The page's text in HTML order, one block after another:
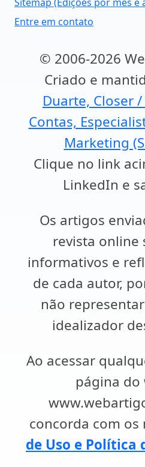
Entre em contato
© 2006-2026
Criado e
Duarte, Closer
Contas,
Marketing
Clique no link
LinkedIn e
Os artigos
revista online
informativos e
de cada autor,
não
idealizador
Ao acessar
página do
concorda com os
de Uso e Política